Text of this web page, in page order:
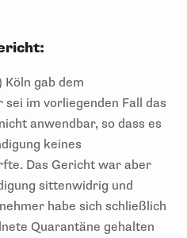
gab dem
sei im vorliegenden Fall das
anwendbar, so dass es
keines
Das Gericht war aber
sittenwidrig und
habe sich schließlich
Quarantäne gehalten